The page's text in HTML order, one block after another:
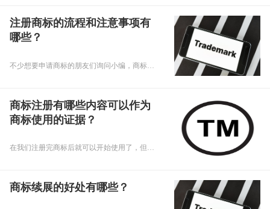
注册商标的流程和注意事项有
哪些？
不少想要申请商标的朋友们询问小编，商标注册的流程是什么？商标注册的注意事项有哪些？下面，乾通办小编就给大家回复注册商标的问题，要专心听讲啊！
商标注册有哪些内容可以作为
商标使用的证据？
在我们注册完商标后就可以开始使用了，但是在使用期间我们应该留意一下商标的使用证据，那么问题来了，商标注册有哪些内容可以作为商标使用的证据呢，下面乾通办小编就来给大家讲讲吧。
商标续展的好处有哪些？